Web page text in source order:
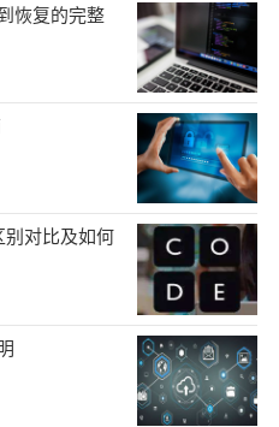
恢复的完整
别对比及如何